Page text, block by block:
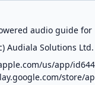
audio guide for
Audiala Solutions
us/app/
store/